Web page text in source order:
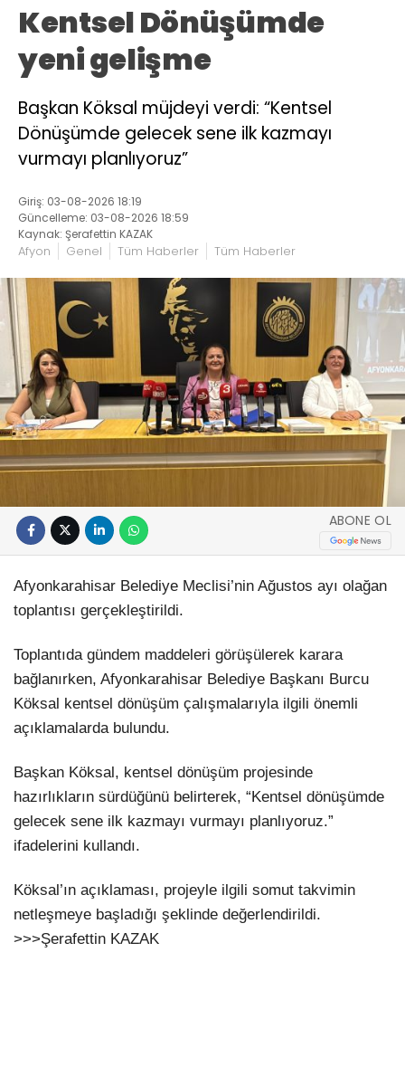
Kentsel Dönüşümde
yeni gelişme
Başkan Köksal müjdeyi verdi: “Kentsel
Dönüşümde gelecek sene ilk kazmayı
vurmayı planlıyoruz”
Giriş: 03-08-2026 18:19
Güncelleme: 03-08-2026 18:59
Kaynak: Şerafettin KAZAK
Afyon Genel Tüm Haberler Tüm Haberler
ABONE OL
Afyonkarahisar Belediye Meclisi’nin Ağustos ayı olağan
toplantısı gerçekleştirildi.
Toplantıda gündem maddeleri görüşülerek karara
bağlanırken, Afyonkarahisar Belediye Başkanı Burcu
Köksal kentsel dönüşüm çalışmalarıyla ilgili önemli
açıklamalarda bulundu.
Başkan Köksal, kentsel dönüşüm projesinde
hazırlıkların sürdüğünü belirterek, “Kentsel dönüşümde
gelecek sene ilk kazmayı vurmayı planlıyoruz.”
ifadelerini kullandı.
Köksal’ın açıklaması, projeyle ilgili somut takvimin
netleşmeye başladığı şeklinde değerlendirildi.
>>>Şerafettin KAZAK